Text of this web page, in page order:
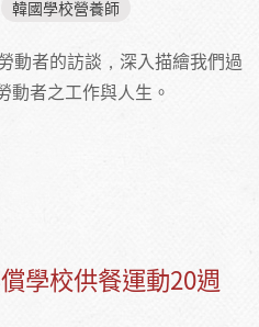
韓國學校營養師
動者的訪談，深入描繪我們過
動者之工作與人生。
學校供餐運動20週